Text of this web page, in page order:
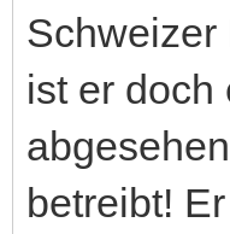
Schweizer
ist er doch
betreibt!